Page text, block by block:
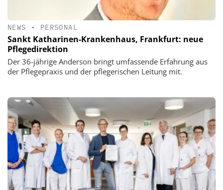
NEWS • PERSONAL
Sankt Katharinen-Krankenhaus, Frankfurt: neue
Pflegedirektion
Der 36-jährige Anderson bringt umfassende Erfahrung aus
der Pflegepraxis und der pflegerischen Leitung mit.